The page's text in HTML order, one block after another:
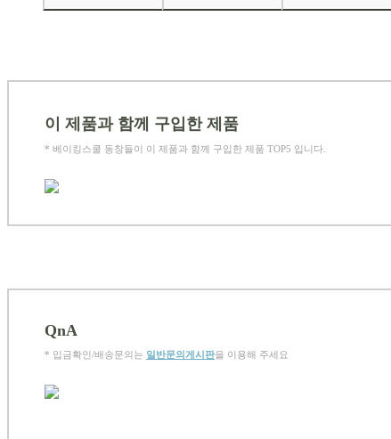
이 제품과 함께 구입한 제품
* 베이킹스쿨 동창들이 이 제품과 함께 구입한 제품 TOP5 입니다.
QnA
* 입금확인/배송문의는 일반문의게시판을 이용해 주세요